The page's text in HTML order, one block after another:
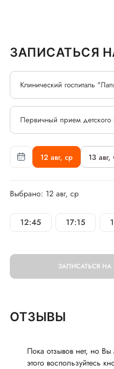
ЗАПИСАТЬСЯ
12 авг, ср 13 авг,
Выбрано: 12 авг, ср
12:45 17:15
Клинический госпиталь
Первичный прием детского
ЗАПИСАТЬСЯ
ОТЗЫВЫ
Пока отзывов нет, но
этого воспользуйтесь